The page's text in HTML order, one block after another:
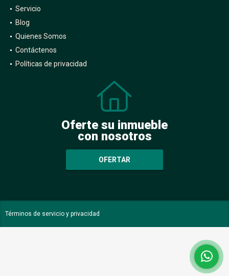
Servicio
Blog
Quienes Somos
Contáctenos
Políticas de privacidad
Oferte su inmueble
con nosotros
OFERTAR
Términos de servicio y privacidad